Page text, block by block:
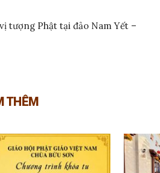
tượng Phật tại đảo Nam Yết –
THÊM